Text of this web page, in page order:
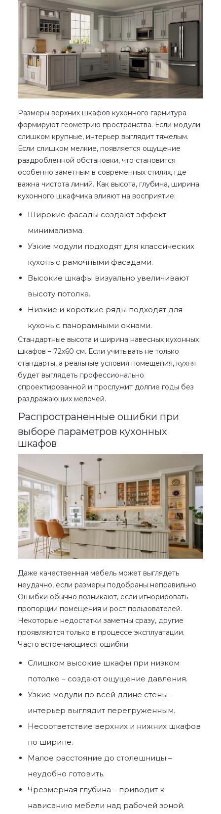
Размеры верхних шкафов кухонного гарнитура
формируют геометрию пространства. Если модули
слишком крупные, интерьер выглядит тяжелым.
Если слишком мелкие, появляется ощущение
раздробленной обстановки, что становится
особенно заметным в современных стилях, где
важна чистота линий. Как высота, глубина, ширина
кухонного шкафчика влияют на восприятие:
Широкие фасады создают эффект
минимализма.
Узкие модули подходят для классических
кухонь с рамочными фасадами.
Высокие шкафы визуально увеличивают
высоту потолка.
Низкие и короткие ряды подходят для
кухонь с панорамными окнами.
Стандартные высота и ширина навесных кухонных
шкафов – 72х60 см. Если учитывать не только
стандарты, а реальные условия помещения, кухня
будет выглядеть профессионально
спроектированной и прослужит долгие годы без
раздражающих мелочей.
Распространенные ошибки при
выборе параметров кухонных
шкафов
Даже качественная мебель может выглядеть
неудачно, если размеры подобраны неправильно.
Ошибки обычно возникают, если игнорировать
пропорции помещения и рост пользователей.
Некоторые недостатки заметны сразу, другие
проявляются только в процессе эксплуатации.
Часто встречающиеся ошибки:
Слишком высокие шкафы при низком
потолке – создают ощущение давления.
Узкие модули по всей длине стены –
интерьер выглядит перегруженным.
Несоответствие верхних и нижних шкафов
по ширине.
Малое расстояние до столешницы –
неудобно готовить.
Чрезмерная глубина – приводит к
нависанию мебели над рабочей зоной.